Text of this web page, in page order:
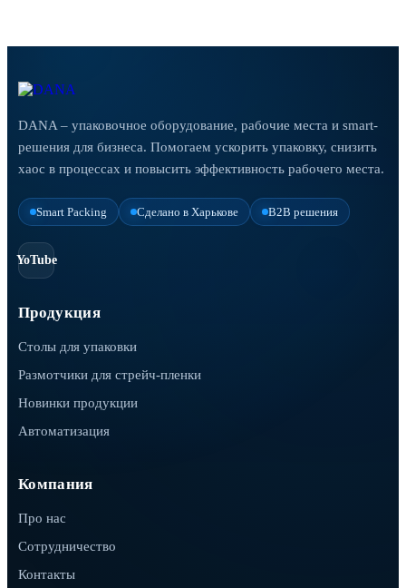
DANA – упаковочное оборудование, рабочие места и smart-
решения для бизнеса. Помогаем ускорить упаковку, снизить
хаос в процессах и повысить эффективность рабочего места.
Smart Packing Сделано в Харькове B2B решения
YoTube
Продукция
Столы для упаковки
Размотчики для стрейч-пленки
Новинки продукции
Автоматизация
Компания
Про нас
Сотрудничество
Контакты